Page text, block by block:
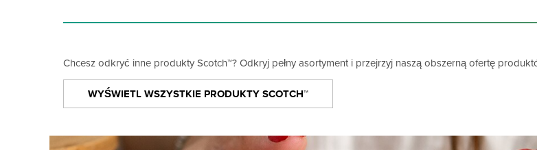
Chcesz odkryć inne produkty Scotch™? Odkryj pełny asortyment i przejrzyj naszą obszerną ofertę
WYŚWIETL WSZYSTKIE PRODUKTY SCOTCH™